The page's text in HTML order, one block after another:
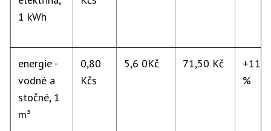
1 kWh
energie -
vodné a
stočné, 1
m³
0,80
Kčs
5,6 0Kč 71,50 Kč
%